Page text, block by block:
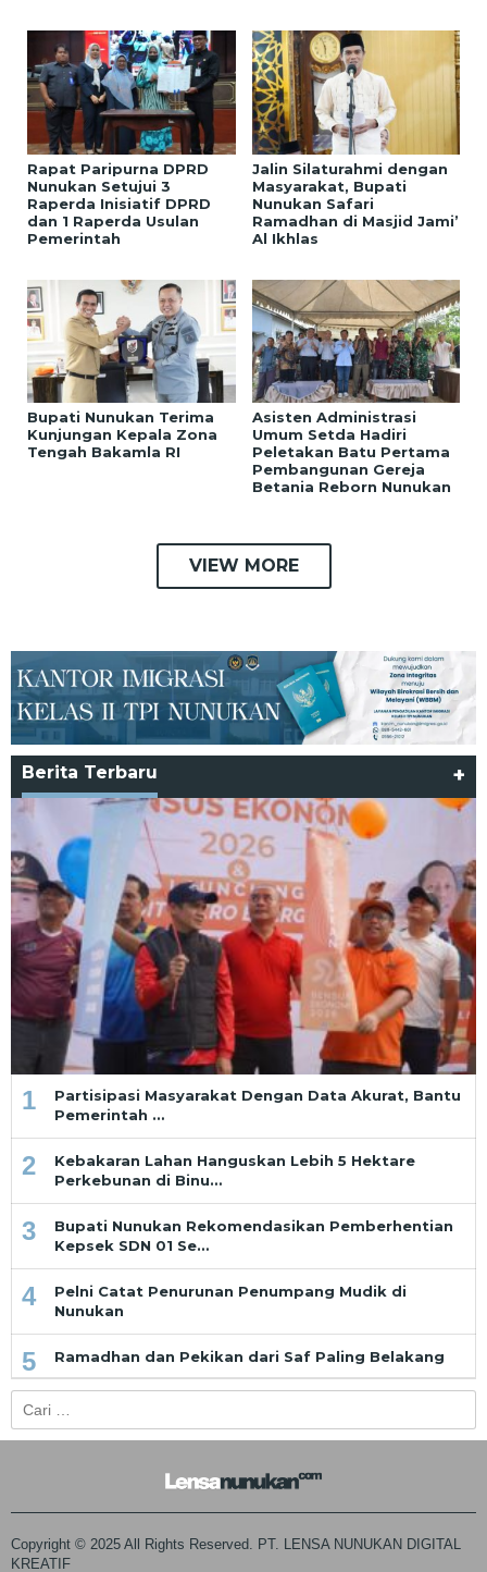
Rapat Paripurna DPRD
Nunukan Setujui 3
Raperda Inisiatif DPRD
dan 1 Raperda Usulan
Pemerintah
Jalin Silaturahmi dengan
Masyarakat, Bupati
Nunukan Safari
Ramadhan di Masjid Jami’
Al Ikhlas
Bupati Nunukan Terima
Kunjungan Kepala Zona
Tengah Bakamla RI
Asisten Administrasi
Umum Setda Hadiri
Peletakan Batu Pertama
Pembangunan Gereja
Betania Reborn Nunukan
VIEW MORE
Berita Terbaru +
1
Partisipasi Masyarakat Dengan Data Akurat, Bantu
Pemerintah …
2
Kebakaran Lahan Hanguskan Lebih 5 Hektare
Perkebunan di Binu…
3
Bupati Nunukan Rekomendasikan Pemberhentian
Kepsek SDN 01 Se…
4
Pelni Catat Penurunan Penumpang Mudik di
Nunukan
5 Ramadhan dan Pekikan dari Saf Paling Belakang
untuk:
Copyright © 2025 All Rights Reserved. PT. LENSA NUNUKAN DIGITAL
KREATIF